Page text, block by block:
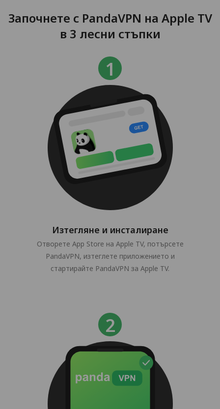
Започнете с PandaVPN на Apple TV
в 3 лесни стъпки
Изтегляне и инсталиране
Отворете App Store на Apple TV, потърсете
PandaVPN, изтеглете приложението и
стартирайте PandaVPN за Apple TV.